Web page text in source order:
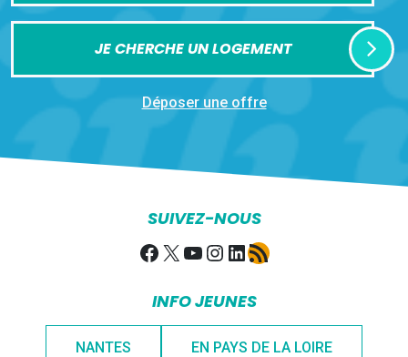
JE CHERCHE UN LOGEMENT
Déposer une offre
SUIVEZ-NOUS
Facebook
X YouTube
Instagram
LinkedIn
Flux RSS
INFO JEUNES
NANTES EN PAYS DE LA LOIRE